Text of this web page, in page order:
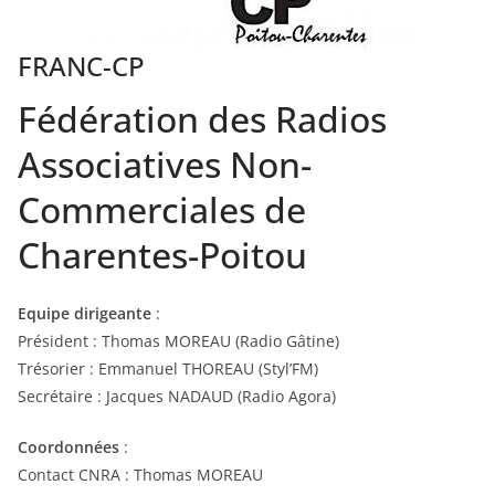
FRANC-CP
Fédération des Radios
Associatives Non-
Commerciales de
Charentes-Poitou
Equipe dirigeante :
Président : Thomas MOREAU (Radio Gâtine)
Trésorier : Emmanuel THOREAU (Styl’FM)
Secrétaire : Jacques NADAUD (Radio Agora)
Coordonnées :
Contact CNRA : Thomas MOREAU